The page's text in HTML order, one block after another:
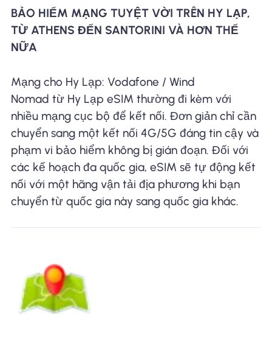
BẢO HIỂM MẠNG TUYỆT VỜI TRÊN HY LẠP,
TỪ ATHENS ĐẾN SANTORINI VÀ HƠN THẾ
NỮA
Mạng cho Hy Lạp: Vodafone / Wind
Nomad từ Hy Lạp eSIM thường đi kèm với
nhiều mạng cục bộ để kết nối. Đơn giản chỉ cần
chuyển sang một kết nối 4G/5G đáng tin cậy và
phạm vi bảo hiểm không bị gián đoạn. Đối với
các kế hoạch đa quốc gia, eSIM sẽ tự động kết
nối với một hãng vận tải địa phương khi bạn
chuyển từ quốc gia này sang quốc gia khác.